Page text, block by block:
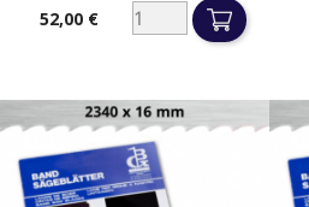
52,00 €